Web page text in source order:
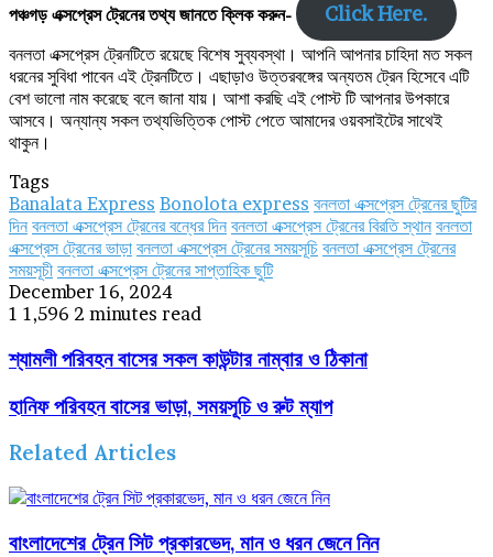
পঞ্চগড় এক্সপ্রেস ট্রেনের তথ্য জানতে ক্লিক করুন- Click Here.
বনলতা এক্সপ্রেস ট্রেনটিতে রয়েছে বিশেষ সুব্যবস্থা। আপনি আপনার চাহিদা মত সকল
ধরনের সুবিধা পাবেন এই ট্রেনটিতে। এছাড়াও উত্তরবঙ্গের অন্যতম ট্রেন হিসেবে এটি
বেশ ভালো নাম করেছে বলে জানা যায়। আশা করছি এই পোস্ট টি আপনার উপকারে
আসবে। অন্যান্য সকল তথ্যভিত্তিক পোস্ট পেতে আমাদের ওয়বসাইটের সাথেই
থাকুন।
Tags
Banalata Express Bonolota express বনলতা এক্সপ্রেস ট্রেনের ছুটির
দিন বনলতা এক্সপ্রেস ট্রেনের বন্ধের দিন বনলতা এক্সপ্রেস ট্রেনের বিরতি স্থান বনলতা
এক্সপ্রেস ট্রেনের ভাড়া বনলতা এক্সপ্রেস ট্রেনের সময়সূচি বনলতা এক্সপ্রেস ট্রেনের
সময়সূচী বনলতা এক্সপ্রেস ট্রেনের সাপ্তাহিক ছুটি
December 16, 2024
1 1,596 2 minutes read
শ্যামলী পরিবহন বাসের সকল কাউন্টার নাম্বার ও ঠিকানা
হানিফ পরিবহন বাসের ভাড়া, সময়সূচি ও রুট ম্যাপ
Related Articles
বাংলাদেশের ট্রেন সিট প্রকারভেদ, মান ও ধরন জেনে নিন